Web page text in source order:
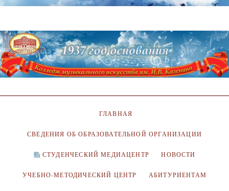
ГЛАВНАЯ
СВЕДЕНИЯ ОБ ОБРАЗОВАТЕЛЬНОЙ ОРГАНИЗАЦИИ
СТУДЕНЧЕСКИЙ МЕДИАЦЕНТР НОВОСТИ
УЧЕБНО-МЕТОДИЧЕСКИЙ ЦЕНТР АБИТУРИЕНТАМ